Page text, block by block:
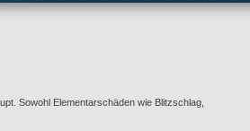
Sowohl Elementarschäden wie Blitzschlag,